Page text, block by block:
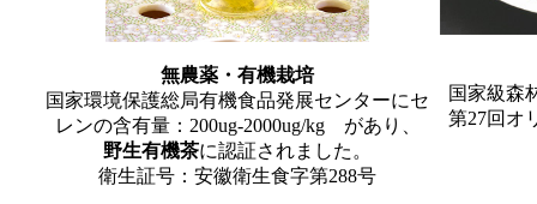
無農薬・有機栽培
国家環境保護総局有機食品発展センターにセ
レンの含有量：200ug-2000ug/kg があり、
野生有機茶に認証されました。
衛生証号：安徽衛生食字第288号
国家級森
第27回オ